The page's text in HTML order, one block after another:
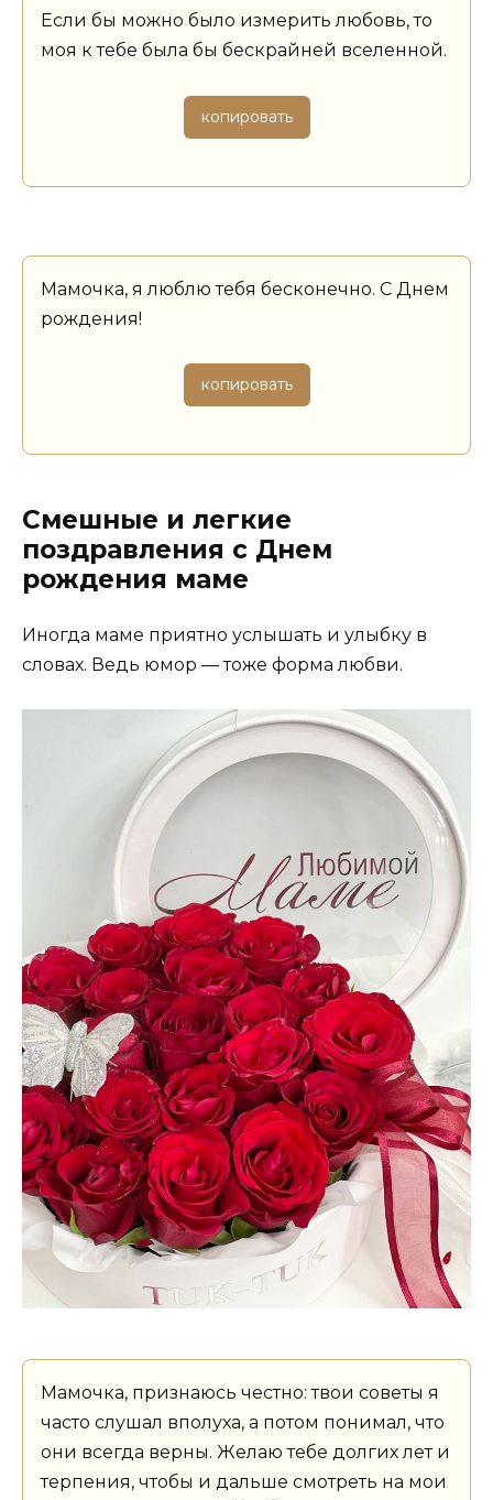
Если бы можно было измерить любовь, то
моя к тебе была бы бескрайней вселенной.
копировать
Мамочка, я люблю тебя бесконечно. С Днем
рождения!
копировать
Смешные и легкие
поздравления с Днем
рождения маме
Иногда маме приятно услышать и улыбку в
словах. Ведь юмор — тоже форма любви.
Мамочка, признаюсь честно: твои советы я
часто слушал вполуха, а потом понимал, что
они всегда верны. Желаю тебе долгих лет и
терпения, чтобы и дальше смотреть на мои